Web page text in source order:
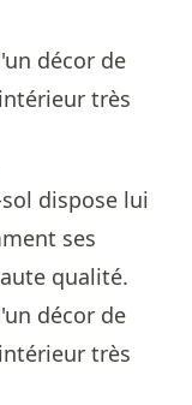
dispose lui
ses
qualité.